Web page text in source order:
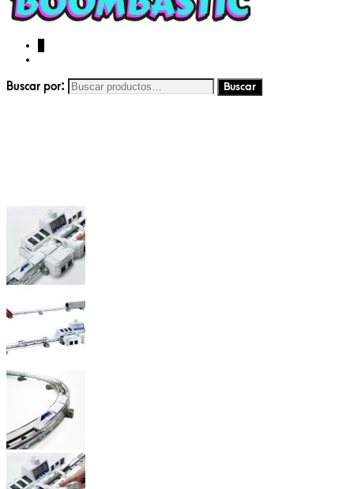
Buscar por: